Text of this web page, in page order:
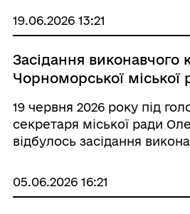
ради, яке розпочалось із
19.06.2026 13:21
Засідання виконавчого
Чорноморської міської
19 червня 2026 року під
секретаря міської ради
відбулось засідання
розпочалось із хвилини
05.06.2026 16:21